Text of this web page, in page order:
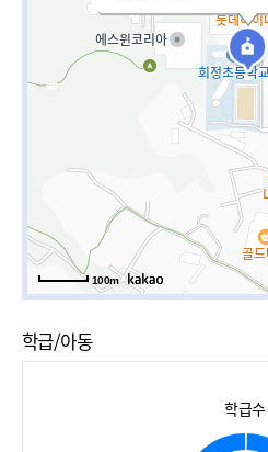
100m
학급/아동
학급수